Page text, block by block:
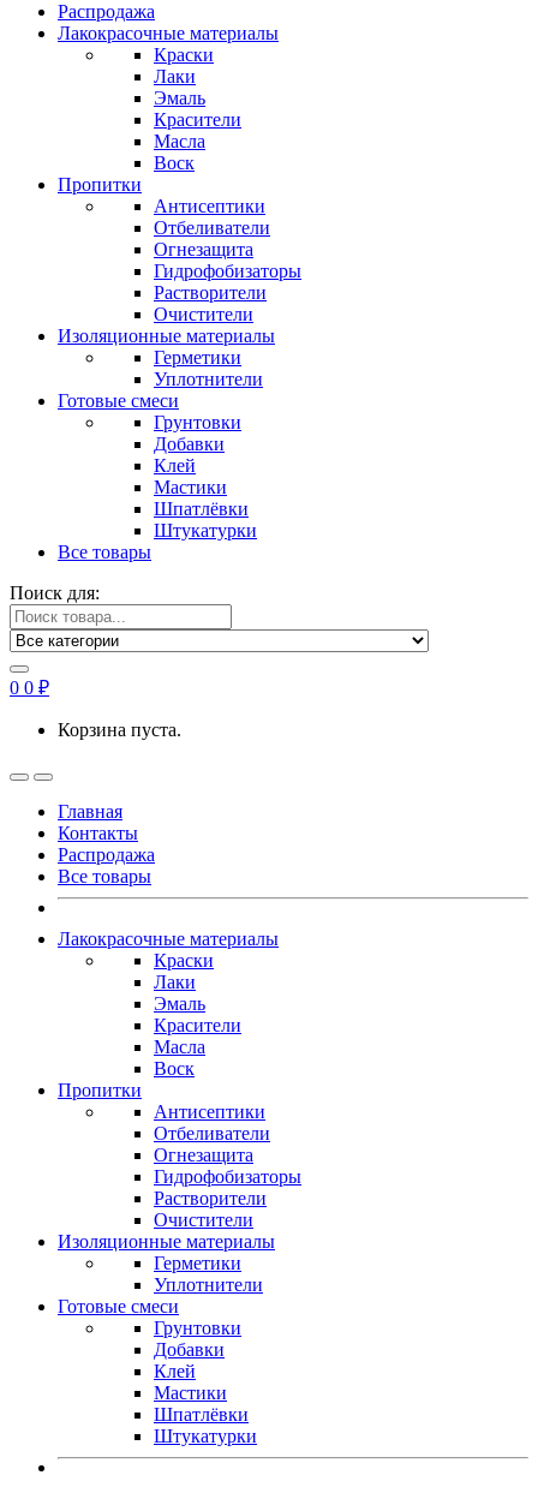
Распродажа
Лакокрасочные материалы
Краски
Лаки
Эмаль
Красители
Масла
Воск
Пропитки
Антисептики
Отбеливатели
Огнезащита
Гидрофобизаторы
Растворители
Очистители
Изоляционные материалы
Герметики
Уплотнители
Готовые смеси
Грунтовки
Добавки
Клей
Мастики
Шпатлёвки
Штукатурки
Все товары
Поиск для:
0 0 ₽
Корзина пуста.
Главная
Контакты
Распродажа
Все товары
Лакокрасочные материалы
Краски
Лаки
Эмаль
Красители
Масла
Воск
Пропитки
Антисептики
Отбеливатели
Огнезащита
Гидрофобизаторы
Растворители
Очистители
Изоляционные материалы
Герметики
Уплотнители
Готовые смеси
Грунтовки
Добавки
Клей
Мастики
Шпатлёвки
Штукатурки